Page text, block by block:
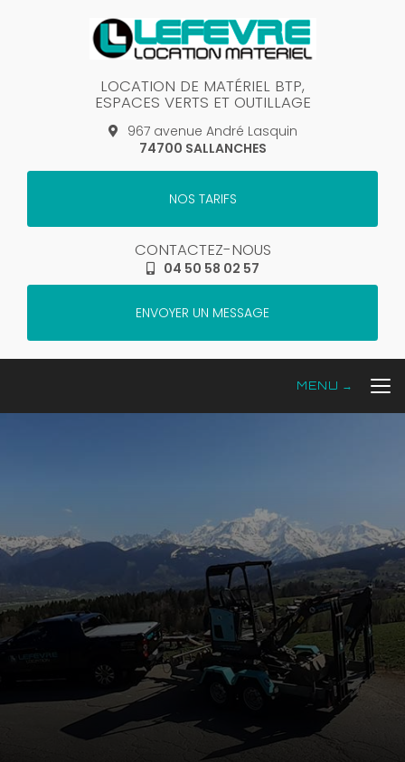
LOCATION DE MATÉRIEL BTP,
ESPACES VERTS ET OUTILLAGE
967 avenue André Lasquin
74700 SALLANCHES
NOS TARIFS
CONTACTEZ-NOUS
04 50 58 02 57
ENVOYER UN MESSAGE